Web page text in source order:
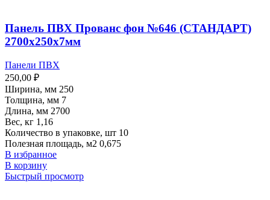
Панель ПВХ Прованс фон №646 (СТАНДАРТ)
2700х250х7мм
Панели ПВХ
250,00 ₽
Ширина, мм 250
Толщина, мм 7
Длина, мм 2700
Вес, кг 1,16
Количество в упаковке, шт 10
Полезная площадь, м2 0,675
В избранное
В корзину
Быстрый просмотр